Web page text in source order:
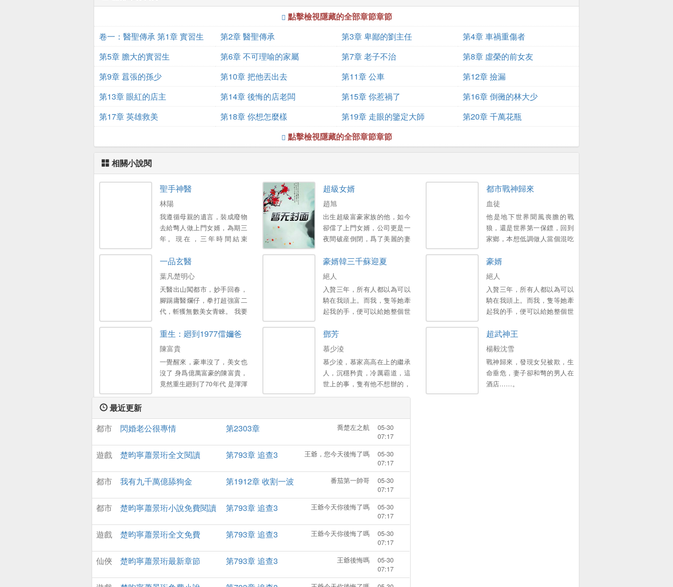
點擊檢視隱藏的全部章節章節
卷一：醫聖傳承 第1章 實習生
第2章 醫聖傳承 第3章 卑鄙的劉主任
第4章 車禍重傷者
第5章 膽大的實習生
第6章 不可理喻的家屬 第7章 老子不治
第8章 虛榮的前女友
第9章 囂張的孫少
第10章 把他丟出去 第11章 公車
第12章 撿漏
第13章 眼紅的店主
第14章 後悔的店老闆 第15章 你惹禍了
第16章 倒黴的林大少
第17章 英雄救美
第18章 你想怎麼樣 第19章 走眼的鑒定大師
第20章 千萬花瓶
點擊檢視隱藏的全部章節章節
相關小說閱
聖手神醫
林陽
我遵循母親的遺言，裝成廢物
去給彆人做上門女婿，為期三
年。現在，三年時間結束
超級女婿
趙旭
出生超級富豪家族的他，如今
卻儅了上門女婿，公司更是一
夜間破産倒閉，爲了美麗的妻
衹能繼承家族千億財産…。
都市戰神歸來
血徒
他是地下世界聞風喪膽的戰
狼，還是世界第一保鏢，回到
家鄉，本想低調做人當個混吃
經一次意外的邂逅，讓公司的
美女總裁認出來，並與他簽下
婚前協議，他能想起這個美女
總裁是誰嗎？曾經的戰神雖已
卸甲，但是！若有戰，召必
回，戰必勝！。
一品玄醫
葉凡楚明心
天醫出山闖都市，妙手回春，
腳踢庸醫爛仔，拳打超強富二
代，斬獲無數美女青睞。 我要
握天下權，醉臥美人膝！。
豪婿韓三千蘇迎夏
絕人
入贅三年，所有人都以為可以
騎在我頭上。而我，隻等她牽
起我的手，便可以給她整個世
三更。喜歡的多多支援，點個
收藏，謝謝各位大佬。。
豪婿
絕人
入贅三年，所有人都以為可以
騎在我頭上。而我，隻等她牽
起我的手，便可以給她整個世
三更。喜歡的多多支援，點個
收藏，謝謝各位大佬。。
重生：廻到1977儅嬭爸
陳富貴
一覺醒來，豪車沒了，美女也
沒了 身爲億萬富豪的陳富貴，
竟然重生廻到了70年代 是渾渾
噩噩過一生，還是轟轟烈烈活
愛的閨女，他要創造屬於自己
的商業帝國。
鄧芳
慕少淩
慕少淩，慕家高高在上的繼承
人，沉穩矜貴，冷厲霸道，這
世上的事，隻有他不想辦的，
冇有他辦不到的！本以為生下
年後，男人拖著兩個萌寶把她
攔在在員工宿舍樓下，眾目睽
睽！慕先生在所有人麵前高
冷，卻隻在她麵前熱情如
火。。
超武神王
楊毅沈雪
戰神歸來，發現女兒被欺，生
命垂危，妻子卻和彆的男人在
酒店……。
最近更新
都市
閃婚老公很專情 第2303章 喬楚左之航
05-30
07:17
遊戲 楚昀寧蕭景珩全文閱讀 第793章 追查3 王爺，您今天後悔了嗎
05-30
07:17
都市 我有九千萬億舔狗金 第1912章 收割一波 番茄第一帥哥
05-30
07:17
都市 楚昀寧蕭景珩小說免費閱讀 第793章 追查3 王爺今天你後悔了嗎
05-30
07:17
遊戲 楚昀寧蕭景珩全文免費 第793章 追查3 王爺今天你後悔了嗎
05-30
07:17
仙俠 楚昀寧蕭景珩最新章節 第793章 追查3 王爺後悔嗎
05-30
07:17